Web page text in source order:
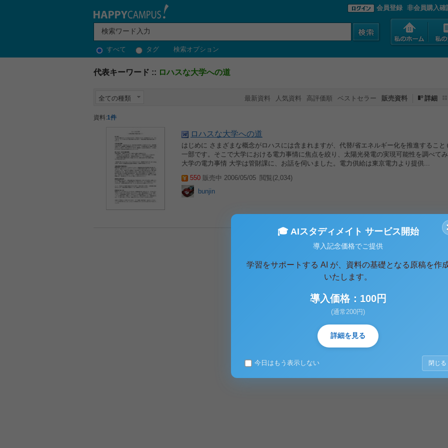
すべて タグ 検索オプション
会員登録 非会員購入確
代表キーワード :: ロハスな大学への道
全ての種類 最新資料 人気資料 高評価順 ベストセラー 販売資料 詳細
資料:1件
ロハスな大学への道
はじめに さまざまな概念がロハスには含まれますが、代替/省エネルギー化を推進すること
一部です。そこで大学における電力事情に焦点を絞り、太陽光発電の実現可能性を調べて
大学の電力事情 大学は管財課に、お話を伺いました。電力供給は東京電力より提供...
550 販売中 2006/05/05 閲覧(2,034)
bunjin
🎓 AIスタディメイト サービス開始
導入記念価格でご提供
学習をサポートする AI が、資料の基礎となる原稿を作
いたします。
導入価格：100円
(通常200円)
詳細を見る
今日はもう表示しない 閉じる